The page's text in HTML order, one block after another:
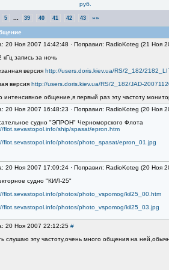
руб.
5 39 40 41 42 43 »»
20 Ноя 2007 14:42:48 · Поправил: RadioKoteg (21 Ноя
кГц запись за ночь
версия http://users.doris.kiev.ua/RS/2_182/
версия http://users.doris.kiev.ua/RS/2_182/JAD-
интенсивное общение,я первый раз эту частоту
20 Ноя 2007 16:48:23 · Поправил: RadioKoteg (20 Ноя
судно "ЭПРОН" Черноморского Флота
flot.sevastopol.info/ship/spasat/epron.htm
flot.sevastopol.info/photos/photo_spasat/epron_01.jpg
20 Ноя 2007 17:09:24 · Поправил: RadioKoteg (20 Ноя
судно "КИЛ-25"
flot.sevastopol.info/photos/photo_vspomog/kil25_00.htm
flot.sevastopol.info/photos/photo_vspomog/kil25_03.jpg
20 Ноя 2007 22:12:25 #
слушаю эту частоту,очень много общения на